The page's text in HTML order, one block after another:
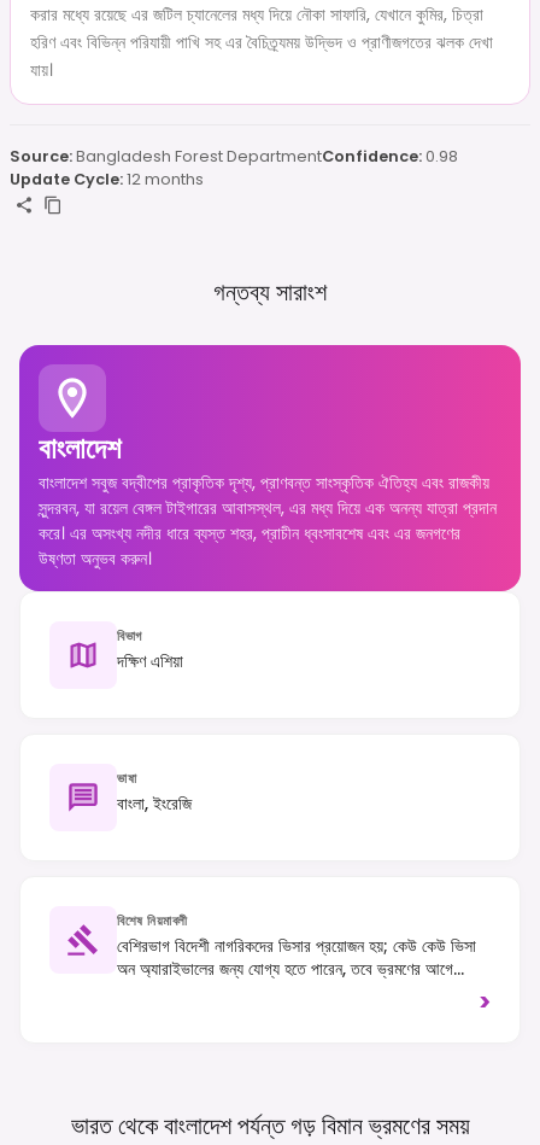
করার মধ্যে রয়েছে এর জটিল চ্যানেলের মধ্য দিয়ে নৌকা সাফারি, যেখানে কুমির, চিত্রা
হরিণ এবং বিভিন্ন পরিযায়ী পাখি সহ এর বৈচিত্র্যময় উদ্ভিদ ও প্রাণীজগতের ঝলক দেখা
যায়।
Source:Bangladesh Forest DepartmentConfidence:0.98
Update Cycle:12 months
গন্তব্য সারাংশ
বাংলাদেশ
বাংলাদেশ সবুজ বদ্বীপের প্রাকৃতিক দৃশ্য, প্রাণবন্ত সাংস্কৃতিক ঐতিহ্য এবং রাজকীয়
সুন্দরবন, যা রয়েল বেঙ্গল টাইগারের আবাসস্থল, এর মধ্য দিয়ে এক অনন্য যাত্রা প্রদান
করে। এর অসংখ্য নদীর ধারে ব্যস্ত শহর, প্রাচীন ধ্বংসাবশেষ এবং এর জনগণের
উষ্ণতা অনুভব করুন।
বিভাগ
দক্ষিণ এশিয়া
ভাষা
বাংলা, ইংরেজি
বিশেষ নিয়মাবলী
বেশিরভাগ বিদেশী নাগরিকদের ভিসার প্রয়োজন হয়; কেউ কেউ ভিসা
অন অ্যারাইভালের জন্য যোগ্য হতে পারেন, তবে ভ্রমণের আগে
অত্যন্ত গুরুত্বপূর্ণ। ডান-হাতি ট্র্যাফিক অনুসরণ করা হয় এবং স্থানীয়>
ভারত থেকে বাংলাদেশ পর্যন্ত গড় বিমান ভ্রমণেরসময়